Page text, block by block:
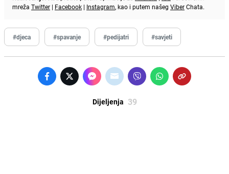
mreža Twitter | Facebook | Instagram, kao i putem našeg ViberChata.
#djeca #spavanje #pedijatri #savjeti
Dijeljenja 39